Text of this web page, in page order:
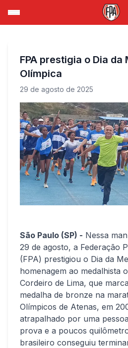
FPA prestigia o Dia da
Olímpica
29 de agosto de 2025
São Paulo (SP) - Nessa
29 de agosto, a Federação
(FPA) prestigiou o Dia da
homenagem ao medalhista
Cordeiro de Lima, que
medalha de bronze na
Olímpicos de Atenas, em
atrapalhado por uma
prova e a poucos
brasileiro conseguiu